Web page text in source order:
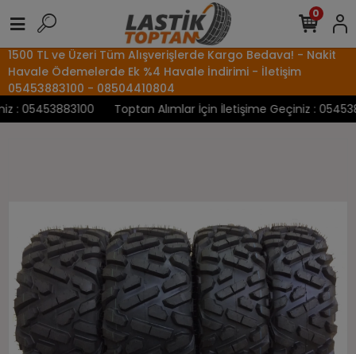
1500 TL ve Üzeri Tüm Alışverişlerde Kargo Bedava! - Nakit
Havale Ödemelerde Ek %4 Havale İndirimi - İletişim
05453883100 - 08504410804
05453883100
Toptan Alımlar İçin İletişime Geçiniz :
0